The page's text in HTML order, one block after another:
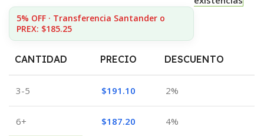
5% OFF · Transferencia Santander o
PREX: $185.25
CANTIDAD PRECIO DESCUENTO
3-5 $191.10 2%
6+ $187.20
4%